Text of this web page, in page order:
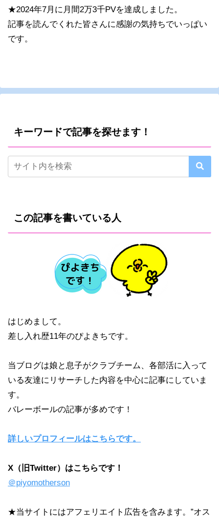
★2024年7月に月間2万3千PVを達成しました。
記事を読んでくれた皆さんに感謝の気持ちでいっぱい
です。
キーワードで記事を探せます！
この記事を書いている人
はじめまして。
差し入れ歴11年のぴよきちです。
当ブログは娘と息子がクラブチーム、各部活に入って
いる友達にリサーチした内容を中心に記事にしていま
す。
バレーボールの記事が多めです！
詳しいプロフィールはこちらです。
X（旧Twitter）はこちらです！
＠piyomotherson
★当サイトにはアフェリエイト広告を含みます。”オス